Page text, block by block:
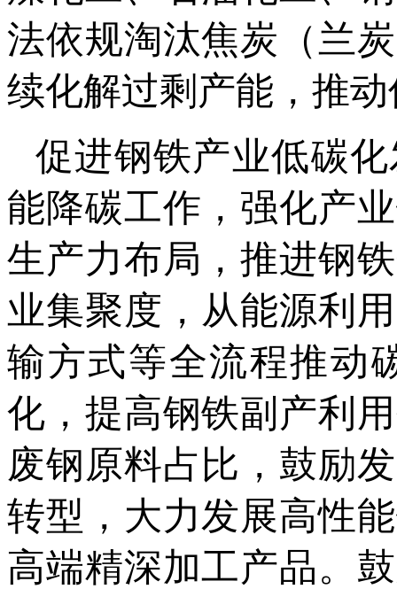
法依规淘汰焦炭（兰
续化解过剩产能，推
促进钢铁产业低碳
能降碳工作，强化产
生产力布局，推进钢
业集聚度，从能源利
输方式等全流程推动
化，提高钢铁副产利
废钢原料占比，鼓励
转型，大力发展高性
高端精深加工产品。